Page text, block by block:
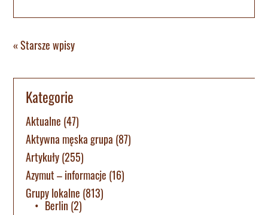
« Starsze wpisy
Kategorie
Aktualne (47)
Aktywna męska grupa (87)
Artykuły(255)
Azymut – informacje (16)
Grupy lokalne (813)
Berlin (2)